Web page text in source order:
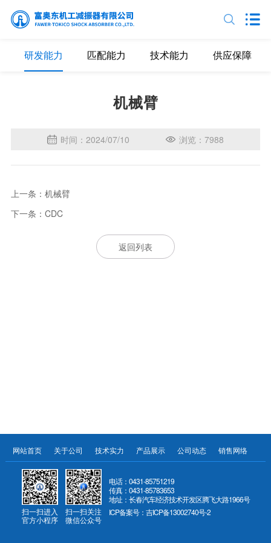
研发能力 匹配能力 技术能力 供应保障
机械臂
时间：2024/07/10 浏览：7988
上一条：机械臂
下一条：CDC
返回列表
网站首页 关于公司 技术实力 产品展示 公司动态 销售网络
扫一扫进入
官方小程序
扫一扫关注
微信公众号
电话：0431-85751219
传真：0431-85783653
地址：长春汽车经济技术开发区腾飞大路1966号
ICP备案号：吉ICP备13002740号-2